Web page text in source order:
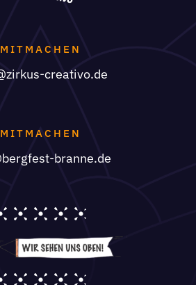
MITMACHEN
creativo.de
MITMACHEN
branne.de